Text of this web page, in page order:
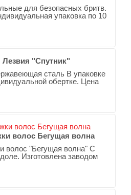
для безопасных бритв.
упаковка по 10
Лезвия "Спутник"
сталь В упаковке
обертке. Цена
волос Бегущая волна
волос "Бегущая волна" С
Изготовлена заводом